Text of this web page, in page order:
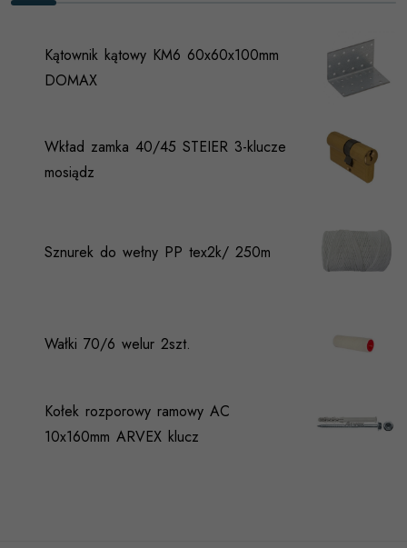
Kątownik kątowy KM6 60x60x100mm
DOMAX
Wkład zamka 40/45 STEIER 3-klucze
mosiądz
Sznurek do wełny PP tex2k/ 250m
Wałki 70/6 welur 2szt.
Kołek rozporowy ramowy AC
10x160mm ARVEX klucz